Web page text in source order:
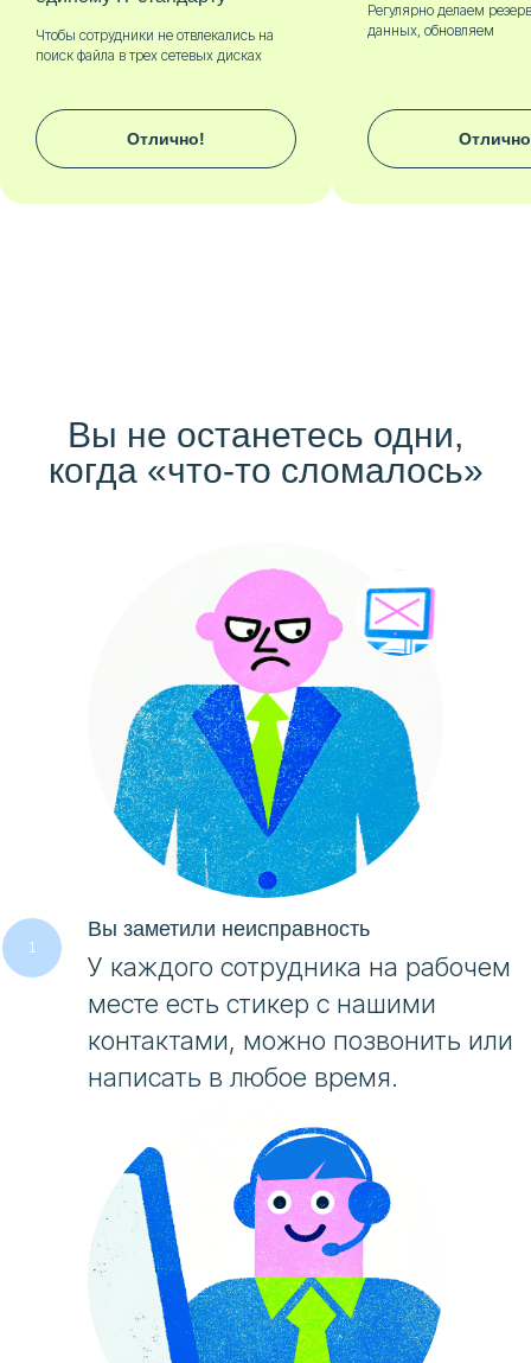
на
Регулярно делаем резервные копии баз
данных, обновляем
Отлично!
Только
Вы не останетесь одни,
когда «что-то сломалось»
Вы заметили неисправность
У каждого сотрудника на рабочем
месте есть стикер с нашими
контактами, можно позвонить или
написать в любое время.